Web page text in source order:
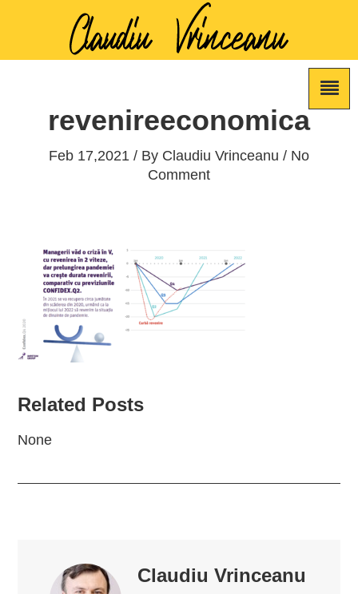
revenireeconomica
Feb 17,2021 / By Claudiu Vrinceanu / No
Comment
Related Posts
None
Claudiu Vrinceanu